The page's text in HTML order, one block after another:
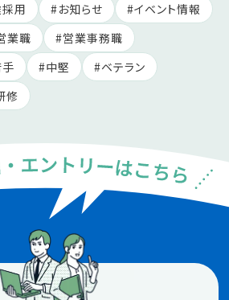
用 お知らせ
イベント情報
業職
営業事務職
中堅
ベテラン
修